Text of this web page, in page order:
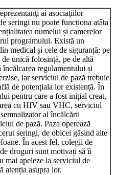
ai asociaţiilor
seringi nu poate funcționa atâta
numelui și camerelor
programului. Există un
medical și cele de siguranță: pe
unică folosință, pe de altă
regulamentului și
iar serviciul de pază trebuie
de potențiala lor existență. În
pentru care a fost inițial creat,
cu HIV sau VHC, serviciul
al încălcării
de pază. Paza operează
seringi, de obicei găsind alte
În acest fel, colegii de
droguri sunt motivați să îi
mai apeleze la serviciul de
atenția asupra lor.